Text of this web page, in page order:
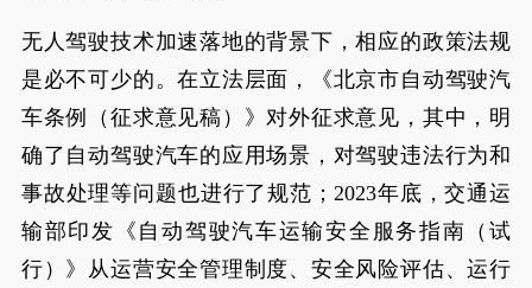
无人驾驶技术加速落地的背景下，相应的政策法规
是必不可少的。在立法层面，《北京市自动驾驶汽
车条例（征求意见稿）》对外征求意见，其中，明
确了自动驾驶汽车的应用场景，对驾驶违法行为和
事故处理等问题也进行了规范；2023年底，交通运
输部印发《自动驾驶汽车运输安全服务指南（试
行）》从运营安全管理制度、安全风险评估、运行